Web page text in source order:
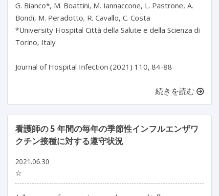
G. Bianco*, M. Boattini, M. Iannaccone, L. Pastrone, A.
Bondi, M. Peradotto, R. Cavallo, C. Costa
*University Hospital Città della Salute e della Scienza di
Torino, Italy
Journal of Hospital Infection (2021) 110, 84-88
続きを読む
看護師の 5 年間の毎年の季節性インフルエンザワ
クチン接種に対する遵守状況
2021.06.30
☆